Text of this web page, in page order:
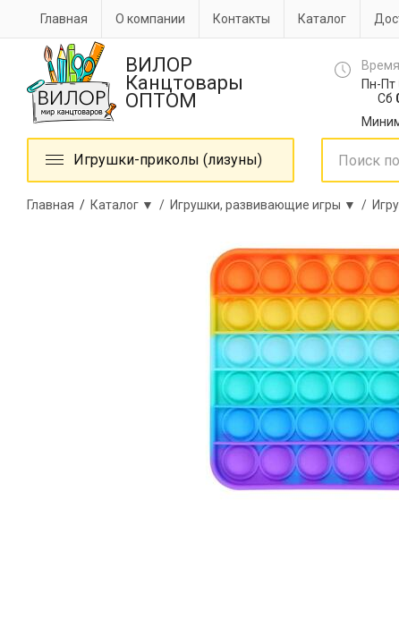
Главная О компании Контакты Каталог
ВИЛОР
Канцтовары
ОПТОМ
Пн-Пт
Сб
Игрушки-приколы (лизуны)
Главная / Каталог ▼ / Игрушки, развивающие игры ▼ /